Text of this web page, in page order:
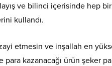
ve bilinci içerisinde hep
kullandı.
etmesin ve inşallah en
para kazanacağı ürün şeker